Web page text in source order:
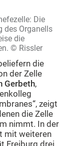
Die
des Organells
die
© Rissler
die
der Zelle
Gerbeth,
zeigt
die Zelle
nimmt. In der
mit weiteren